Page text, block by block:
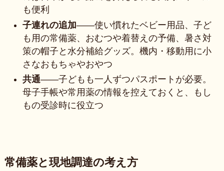
も便利
子連れの追加——使い慣れたベビー用品、子ど
も用の常備薬、おむつや着替えの予備、暑さ対
策の帽子と水分補給グッズ。機内・移動用に小
さなおもちゃやおやつ
共通——子どもも一人ずつパスポートが必要。
母子手帳や常用薬の情報を控えておくと、もし
もの受診時に役立つ
常備薬と現地調達の考え方